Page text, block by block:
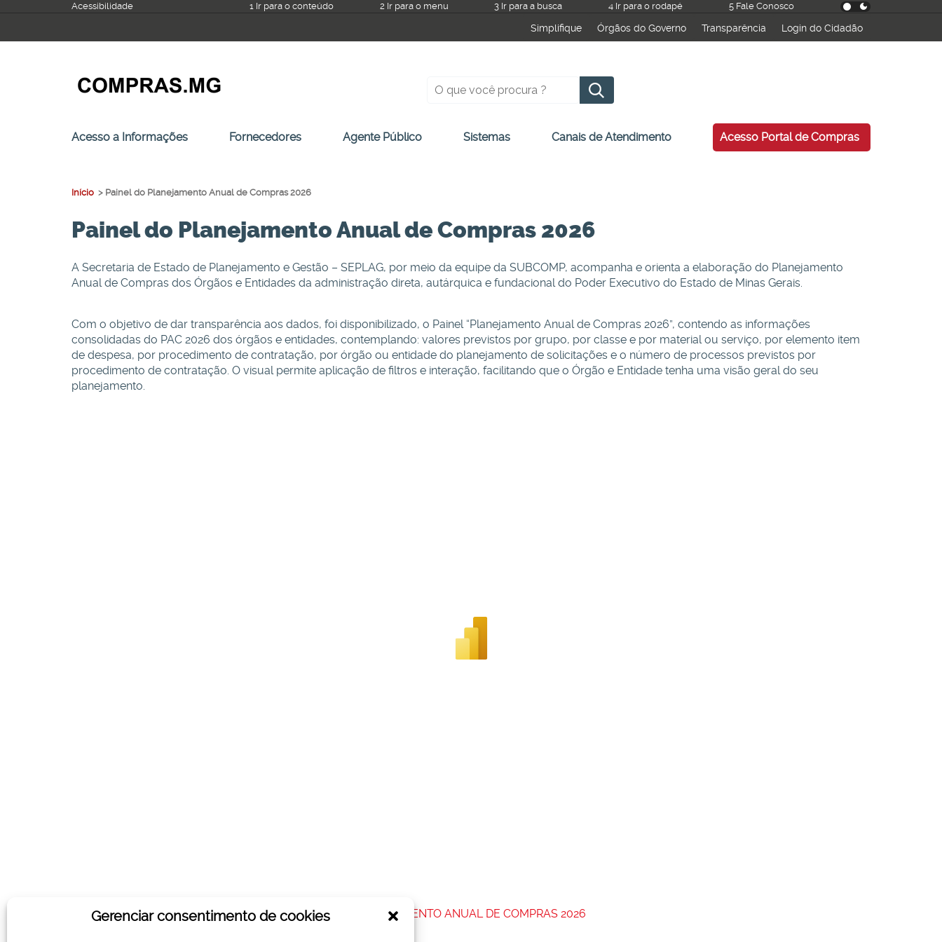
Gerenciar consentimento de cookies
o
Acessibilidade 1 Ir para o conteúdo 2 Ir para o menu 3 Ir para a busca 4 Ir para o rodapé 5 Fale Conosco
Simplifique Órgãos do Governo Transparência Login do Cidadão
Acesso a Informações Fornecedores Agente Público Sistemas Canais de Atendimento Acesso Portal de Compras
Início > Painel do Planejamento Anual de Compras 2026
Painel do Planejamento Anual de Compras 2026
A Secretaria de Estado de Planejamento e Gestão – SEPLAG, por meio da equipe da SUBCOMP, acompanha e orienta a elaboração do Planejamento
Anual de Compras dos Órgãos e Entidades da administração direta, autárquica e fundacional do Poder Executivo do Estado de Minas Gerais.
Com o objetivo de dar transparência aos dados, foi disponibilizado, o Painel “Planejamento Anual de Compras 2026”, contendo as informações
consolidadas do PAC 2026 dos órgãos e entidades, contemplando: valores previstos por grupo, por classe e por material ou serviço, por elemento item
de despesa, por procedimento de contratação, por órgão ou entidade do planejamento de solicitações e o número de processos previstos por
procedimento de contratação. O visual permite aplicação de filtros e interação, facilitando que o Órgão e Entidade tenha uma visão geral do seu
planejamento.
O Painel também pode ser acessado por meio do link PLANEJAMENTO ANUAL DE COMPRAS 2026